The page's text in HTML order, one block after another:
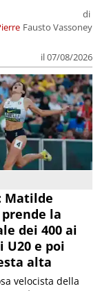
di
Fausto Vassoney
il 07/08/2026
Matilde
la
dei 400 ai
U20 e poi
alta
velocista della